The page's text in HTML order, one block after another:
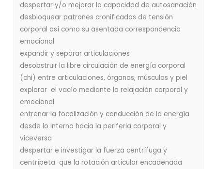
despertar y/o mejorar la capacidad de autosanación
desbloquear patrones cronificados de tensión
corporal así como su asentada correspondencia
emocional
expandir y separar articulaciones
desobstruir la libre circulación de energía corporal
(chi) entre articulaciones, órganos, músculos y piel
explorar el vacío mediante la relajación corporal y
emocional
entrenar la focalización y conducción de la energía
desde lo interno hacia la periferia corporal y
viceversa
despertar e investigar la fuerza centrífuga y
centrípeta que la rotación articular encadenada